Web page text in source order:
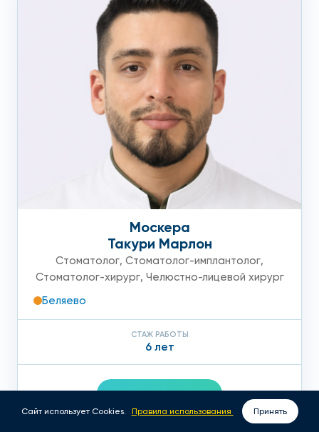
Москера
Такури Марлон
Стоматолог, Стоматолог-имплантолог,
Стоматолог-хирург, Челюстно-лицевой хирург
Беляево
СТАЖ РАБОТЫ
6 лет
ПОДРОБНЕЕ
Сайт использует Cookies.
Правила использования Принять
ВЫЗОВ ВРАЧА НА ДОМ ЗАПИСАТЬСЯ ОНЛАЙН